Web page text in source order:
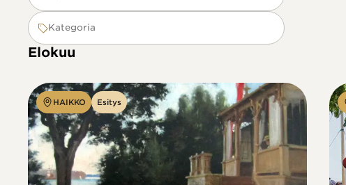
Kategoria
Elokuu
HAIKKO Esitys